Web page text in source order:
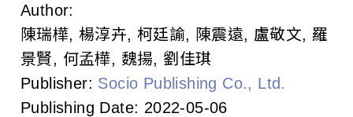
A
s
s
Author:
陳瑞樺, 楊淳卉, 柯廷諭, 陳震遠, 盧敬文, 羅
景賢, 何孟樺, 魏揚, 劉佳琪
Publisher: Socio Publishing Co., Ltd.
Publishing Date: 2022-05-06